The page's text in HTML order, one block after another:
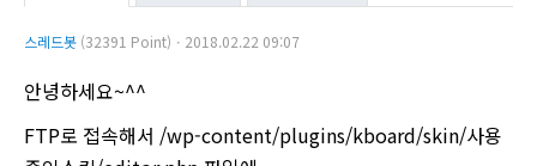
스레드봇 (32391 Point)ㆍ2018.02.22 09:07
안녕하세요~^^
FTP로 접속해서 /wp-content/plugins/kboard/skin/사용